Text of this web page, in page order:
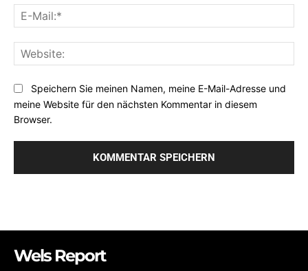
Speichern Sie meinen Namen, meine E-Mail-Adresse und
meine Website für den nächsten Kommentar in diesem
Browser.
Wels Report